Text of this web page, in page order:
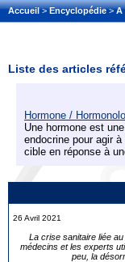
Accueil>Encyclopédie>A
26 Avril 2021
La crise sanitaire liée
médecins et les experts
peu, la
Liste des articles
Hormone /
Une hormone est
endocrine pour agir
cible en réponse à